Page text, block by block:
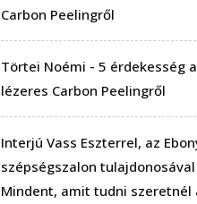
Carbon Peelingről
Törtei Noémi - 5 érdekesség a
lézeres Carbon Peelingről
Interjú Vass Eszterrel, az
szépségszalon tulajdonosával
Mindent, amit tudni szeretnél